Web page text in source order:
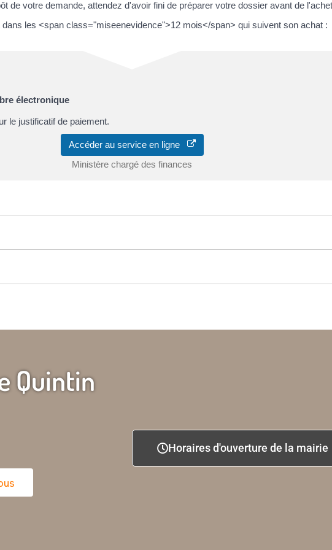
de votre demande, attendez d'avoir fini de préparer votre dossier avant de
les <span class="miseenevidence">12 mois</span> qui suivent son achat :
électronique
le justificatif de paiement.
Accéder au service en ligne
Ministère chargé des finances
Quintin
Horaires d'ouverture de la mairie